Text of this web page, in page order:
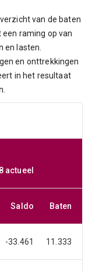
van de baten
raming op van
en lasten.
en onttrekkingen
in het resultaat
actueel
Saldo Baten
-33.461 11.333